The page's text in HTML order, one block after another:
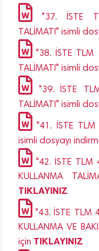
"37. İSTE
TALİMATI" isimli
"38. İSTE TLM
TALİMATI" isimli
"39. İSTE
TALİMATI" isimli
"41. İSTE TLM
isimli dosyayı
"42. İSTE TLM
KULLANMA
TIKLAYINIZ
"43. İSTE TLM
KULLANMA VE
için TIKLAYINIZ